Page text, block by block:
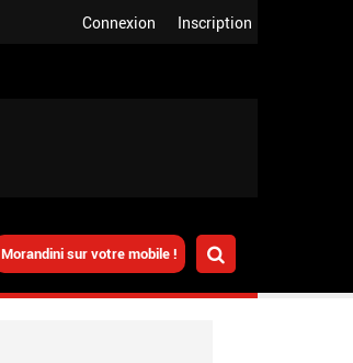
Inscription
Connexion
Morandini sur votre mobile !